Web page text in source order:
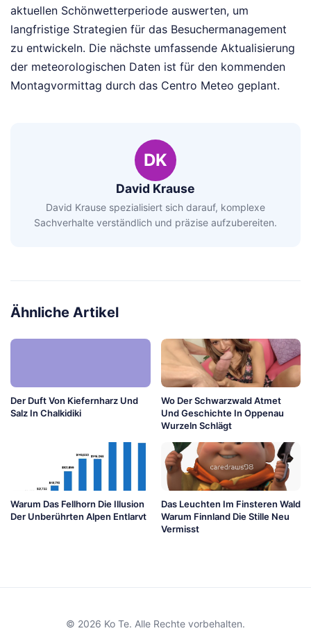
aktuellen Schönwetterperiode auswerten, um
langfristige Strategien für das Besuchermanagement
zu entwickeln. Die nächste umfassende Aktualisierung
der meteorologischen Daten ist für den kommenden
Montagvormittag durch das Centro Meteo geplant.
DK
David Krause
David Krause spezialisiert sich darauf, komplexe
Sachverhalte verständlich und präzise aufzubereiten.
Ähnliche Artikel
Der Duft Von Kiefernharz Und
Salz In Chalkidiki
Wo Der Schwarzwald Atmet
Und Geschichte In Oppenau
Wurzeln Schlägt
Warum Das Fellhorn Die Illusion
Der Unberührten Alpen Entlarvt
Das Leuchten Im Finsteren Wald
Warum Finnland Die Stille Neu
Vermisst
© 2026 Ko Te. Alle Rechte vorbehalten.